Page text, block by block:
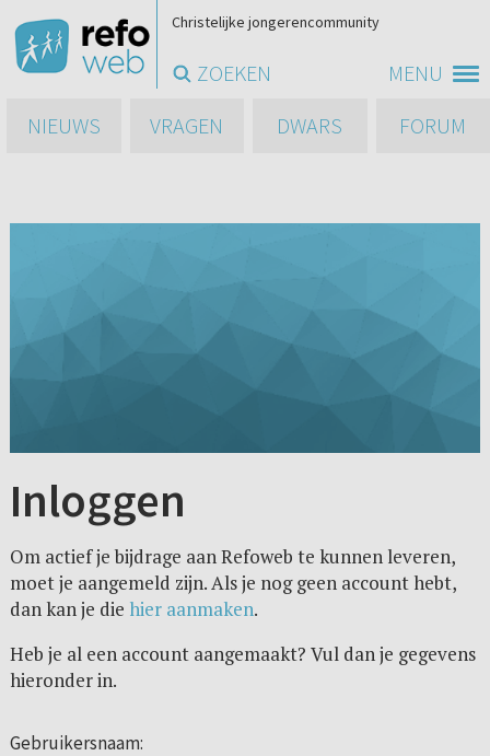
MENU
Christelijke jongerencommunity
ZOEKEN
NIEUWS
VRAGEN DWARS FORUM
Inloggen
Om actief je bijdrage aan Refoweb te kunnen leveren,
moet je aangemeld zijn. Als je nog geen account hebt,
dan kan je die hier aanmaken.
Heb je al een account aangemaakt? Vul dan je gegevens
hieronder in.
Gebruikersnaam: